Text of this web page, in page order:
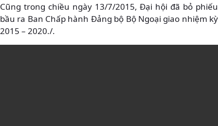
Cũng trong chiều ngày 13/7/2015, Đại hội đã bỏ phiếu
bầu ra Ban Chấp hành Đảng bộ Bộ Ngoại giao nhiệm kỳ
2015 – 2020./.